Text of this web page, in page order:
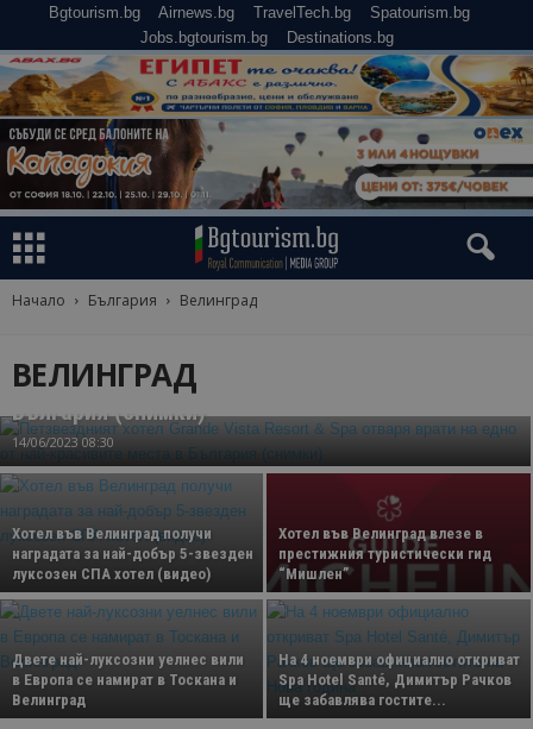
Bgtourism.bg Airnews.bg TravelTech.bg
Spatourism.bg
Jobs.bgtourism.bg
Destinations.bg
Начало България Велинград
ВЕЛИНГРАД
отваря врати на едно от най-красивите места в
България (снимки)
14/06/2023 08:30
Хотел във Велинград получи
наградата за най-добър 5-звезден
луксозен СПА хотел (видео)
Хотел във Велинград влезе в
престижния туристически гид
“Мишлен”
Двете най-луксозни уелнес вили
в Европа се намират в Тоскана и
Велинград
На 4 ноември официално откриват
Spa Hotel Santé, Димитър Рачков
ще забавлява гостите...